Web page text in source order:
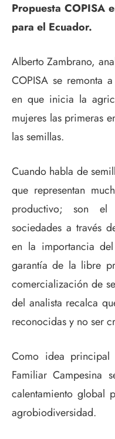
Propuesta COPISA
para el Ecuador.
Alberto Zambrano,
COPISA se remonta
en que inicia la
mujeres las primeras
las semillas.
Cuando habla de
que representan
productivo; son el
sociedades a través
en la importancia
garantía de la libre
comercialización de
del analista recalca
reconocidas y no ser
Como idea principal
Familiar Campesina
calentamiento global
agrobiodiversidad.